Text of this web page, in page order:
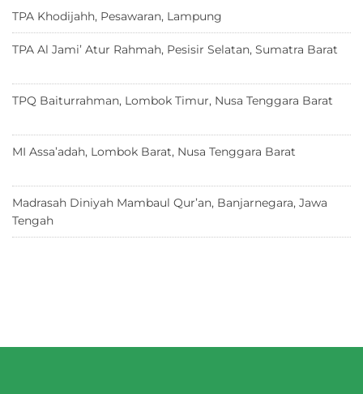
p
p
o
o
k
ms
TPA Khodijahh, Pesawaran, Lampung
TPA Al Jami’ Atur Rahmah, Pesisir Selatan, Sumatra Barat
TPQ Baiturrahman, Lombok Timur, Nusa Tenggara Barat
MI Assa’adah, Lombok Barat, Nusa Tenggara Barat
Madrasah Diniyah Mambaul Qur’an, Banjarnegara, Jawa
Tengah